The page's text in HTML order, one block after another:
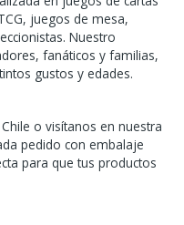
juegos de mesa,
Nuestro
fanáticos y familias,
gustos y edades.
o visítanos en nuestra
pedido con embalaje
para que tus productos